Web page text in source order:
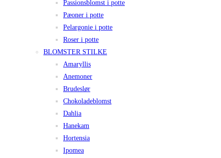
Passionsblomst i potte
Pæoner i potte
Pelargonie i potte
Roser i potte
BLOMSTER STILKE
Amaryllis
Anemoner
Brudeslør
Chokoladeblomst
Dahlia
Hanekam
Hortensia
Ipomea